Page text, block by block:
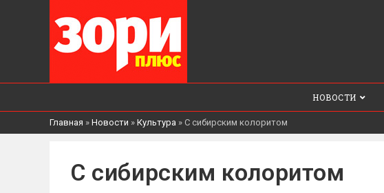
НОВОСТИ
Главная » Новости » Культура » С сибирским колоритом
С сибирским колоритом